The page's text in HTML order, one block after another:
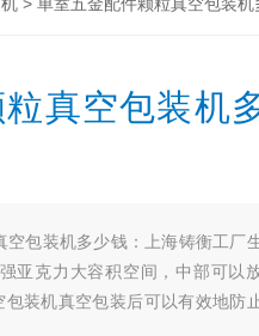
真空包装机
空包装机多少钱：上海铸衡工厂
亚克力大容积空间，中部可以
装机真空包装后可以有效地防